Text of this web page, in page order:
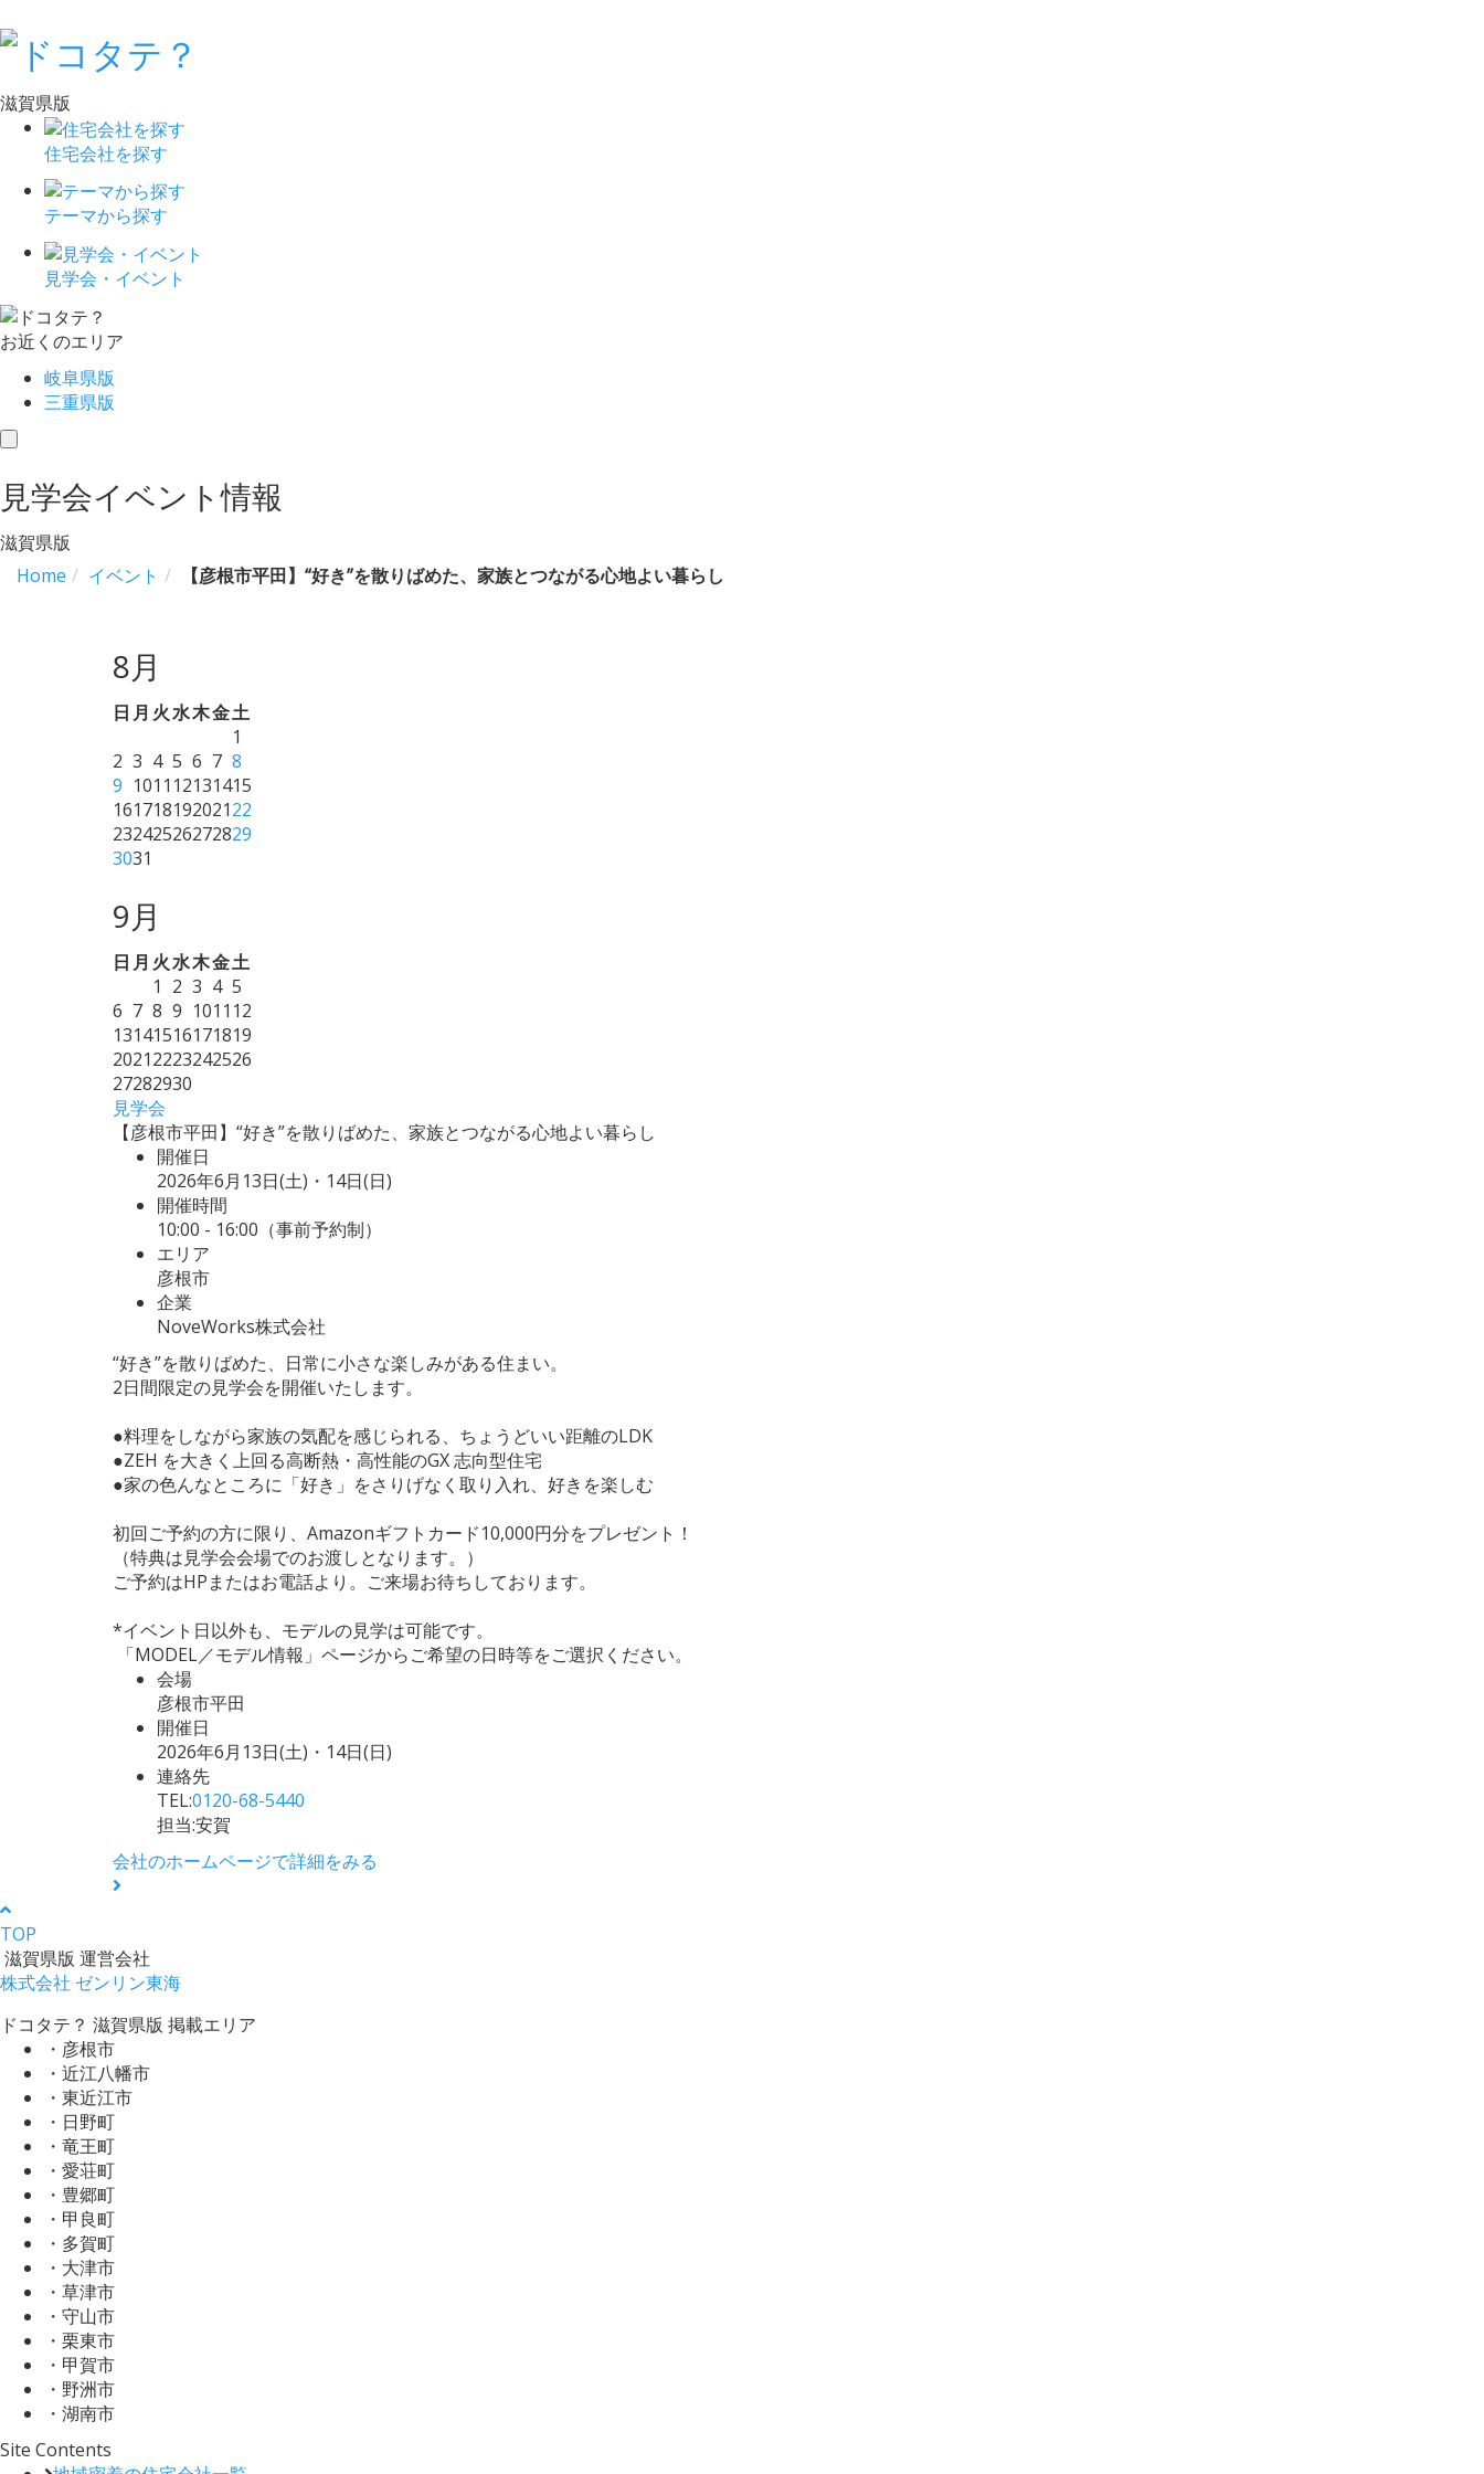
滋賀県版
住宅会社を探す
テーマから探す
見学会・イベント
お近くのエリア
岐阜県版
三重県版
toggle
見学会イベント情報
滋賀県版
Home
イベント 【彦根市平田】“好き”を散りばめた、家族とつながる心地よい暮らし
8月
日 月 火水木金土
1
2 3 4 5 6 7 8
9 1011 12131415
16171819202122
23242526272829
3031
9月
日 月 火水木金土
1 2 3 4 5
6 7 8 9 1011 12
13141516171819
20212223242526
27282930
見学会
【彦根市平田】“好き”を散りばめた、家族とつながる心地よい暮らし
開催日
2026年6月13日(土)・14日(日)
開催時間
10:00 - 16:00（事前予約制）
エリア
彦根市
企業
NoveWorks株式会社
“好き”を散りばめた、日常に小さな楽しみがある住まい。
2日間限定の見学会を開催いたします。
●料理をしながら家族の気配を感じられる、ちょうどいい距離のLDK
●ZEH を大きく上回る高断熱・高性能のGX 志向型住宅
●家の色んなところに「好き」をさりげなく取り入れ、好きを楽しむ
初回ご予約の方に限り、Amazonギフトカード10,000円分をプレゼント！
（特典は見学会会場でのお渡しとなります。）
ご予約はHPまたはお電話より。ご来場お待ちしております。
*イベント日以外も、モデルの見学は可能です。
「MODEL／モデル情報」ページからご希望の日時等をご選択ください。
会場
彦根市平田
開催日
2026年6月13日(土)・14日(日)
連絡先
TEL:0120-68-5440
担当:安賀
会社のホームページで詳細をみる
TOP
滋賀県版 運営会社
株式会社 ゼンリン東海
ドコタテ？ 滋賀県版 掲載エリア
・彦根市
・近江八幡市
・東近江市
・日野町
・竜王町
・愛荘町
・豊郷町
・甲良町
・多賀町
・大津市
・草津市
・守山市
・栗東市
・甲賀市
・野洲市
・湖南市
Site Contents